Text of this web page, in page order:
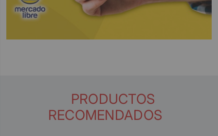
PRODUCTOS
RECOMENDADOS